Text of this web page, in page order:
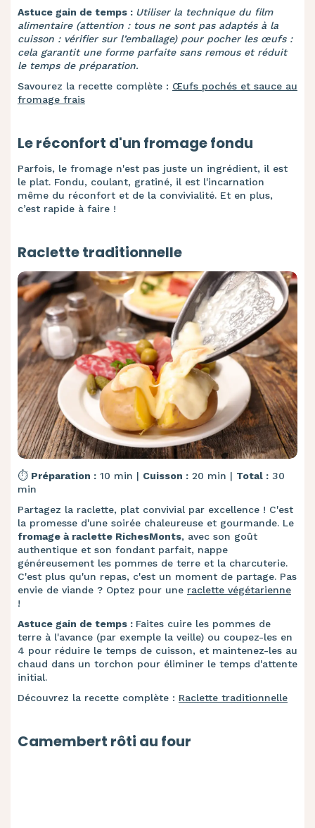
Astuce gain de temps : Utiliser la technique du film
alimentaire (attention : tous ne sont pas adaptés à la
cuisson : vérifier sur l’emballage) pour pocher les œufs :
cela garantit une forme parfaite sans remous et réduit
le temps de préparation.
Savourez la recette complète : Œufs pochés et sauce au
fromage frais
Le réconfort d'un fromage fondu
Parfois, le fromage n'est pas juste un ingrédient, il est
le plat. Fondu, coulant, gratiné, il est l'incarnation
même du réconfort et de la convivialité. Et en plus,
c’est rapide à faire !
Raclette traditionnelle
⏱️ Préparation : 10 min | Cuisson : 20 min | Total : 30
min
Partagez la raclette, plat convivial par excellence ! C'est
la promesse d'une soirée chaleureuse et gourmande. Le
fromage à raclette RichesMonts, avec son goût
authentique et son fondant parfait, nappe
généreusement les pommes de terre et la charcuterie.
C'est plus qu'un repas, c'est un moment de partage. Pas
envie de viande ? Optez pour une raclette végétarienne
!
Astuce gain de temps : Faites cuire les pommes de
terre à l'avance (par exemple la veille) ou coupez-les en
4 pour réduire le temps de cuisson, et maintenez-les au
chaud dans un torchon pour éliminer le temps d'attente
initial.
Découvrez la recette complète : Raclette traditionnelle
Camembert rôti au four